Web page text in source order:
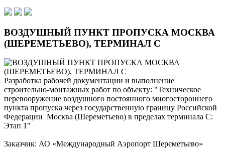
ВОЗДУШНЫЙ ПУНКТ ПРОПУСКА МОСКВА
(ШЕРЕМЕТЬЕВО), ТЕРМИНАЛ С
Разработка рабочей документации и выполнение
строительно-монтажных работ по объекту: "Техническое
перевооружение воздушного постоянного многостороннего
пункта пропуска через государственную границу Российской
Федерации Москва (Шереметьево) в пределах терминала С:
Этап 1"
Заказчик: АО «Международный Аэропорт Шереметьево»